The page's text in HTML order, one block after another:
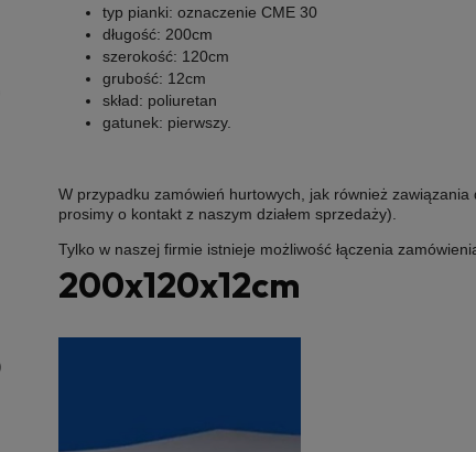
typ pianki: oznaczenie CME 30
długość: 200cm
szerokość: 120cm
grubość: 12cm
skład: poliuretan
gatunek: pierwszy.
W przypadku zamówień hurtowych, jak również zawiązania
prosimy o kontakt z naszym działem sprzedaży).
Tylko w naszej firmie istnieje możliwość łączenia
200x120x12cm